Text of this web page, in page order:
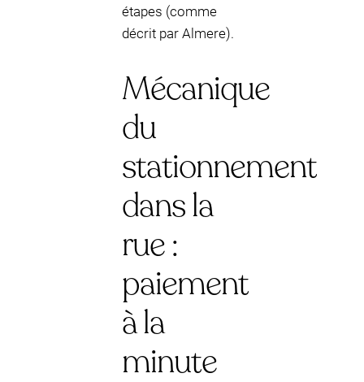
étapes (comme
décrit par Almere).
Mécanique
du
stationnement
dans la
rue :
paiement
à la
minute